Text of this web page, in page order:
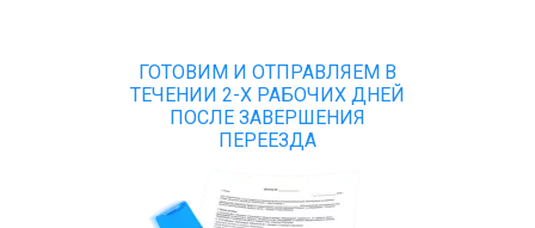
ГОТОВИМ И ОТПРАВЛЯЕМ В
ТЕЧЕНИИ 2-Х РАБОЧИХ ДНЕЙ
ПОСЛЕ ЗАВЕРШЕНИЯ
ПЕРЕЕЗДА